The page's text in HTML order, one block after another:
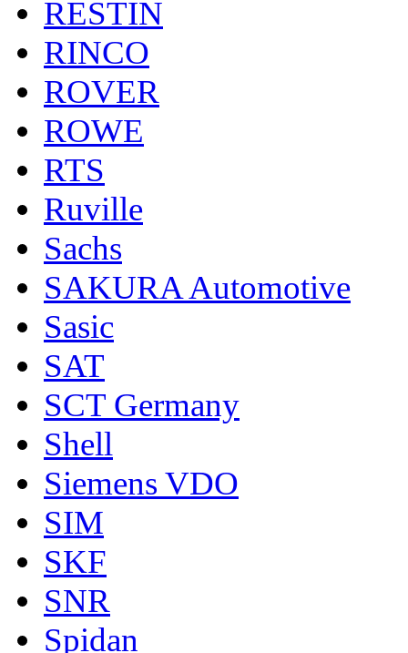
RESTIN
RINCO
ROVER
ROWE
RTS
Ruville
Sachs
SAKURA Automotive
Sasic
SAT
SCT Germany
Shell
Siemens VDO
SIM
SKF
SNR
Spidan